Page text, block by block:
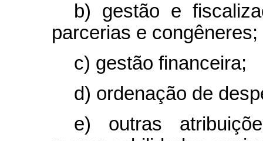
b) gestão e
parcerias e congêneres;
c) gestão financeira;
d) ordenação de
e) outras